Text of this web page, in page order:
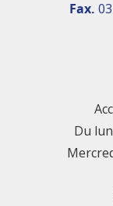
Fax.
Du